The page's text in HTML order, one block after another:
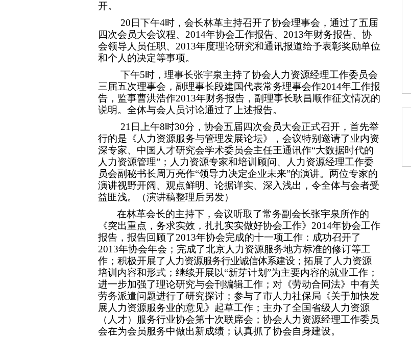
开。
20 日下午4时，会长林革主持召开了协会理事会，通过了五届
四次会员大会议程、2014年协会工作报告、2013年财务报告、协
会领导人员任职、2013年度理论研究和通讯报道给予表彰奖励单位
和个人的决定等事项。
下午5时，理事长张宇泉主持了协会人力资源经理工作委员会
三届五次理事会，副理事长段建国代表常务理事会作2014年工作报
告，监事曹洪浩作2013年财务报告，副理事长耿昌顺作征文情况的
说明。全体与会人员讨论通过了上述报告。
21 日上午8时30分，协会五届四次会员大会正式召开，首先举
行的是《人力资源服务与管理发展论坛》，会议特别邀请了业内资
深专家、中国人才研究会学术委员会主任王通讯作“大数据时代的
人力资源管理”；人力资源专家和培训顾问、人力资源经理工作委
员会副秘书长周万亮作“领导力决定企业未来”的演讲。两位专家的
演讲视野开阔、观点鲜明、论据详实、深入浅出，令全体与会者受
益匪浅。（演讲稿整理后另发）
在林革会长的主持下，会议听取了常务副会长张宇泉所作的
《突出重点，务求实效，扎扎实实做好协会工作》2014年协会工作
报告，报告回顾了2013年协会完成的十一项工作：成功召开了
2013年协会年会；完成了北京人力资源服务地方标准的修订等工
作；积极开展了 人力资源服务行业诚信体系建设； 拓展了人力资源
培训内容和形式；继续开展以“新芽计划”为主要内容的就业工作；
进一步加强了理论研究与会刊编辑工作；对《劳动合同法》中有关
劳务派遣问题进行了研究探讨；参与了市人力社保局《关于加快发
展人力资源服务业的意见》起草工作；主办了全国省级人力资源
（人才）服务行业协会第十次联席会；协会人力资源经理工作委员
会在为会员服务中做出新成绩；认真抓了协会自身建设。